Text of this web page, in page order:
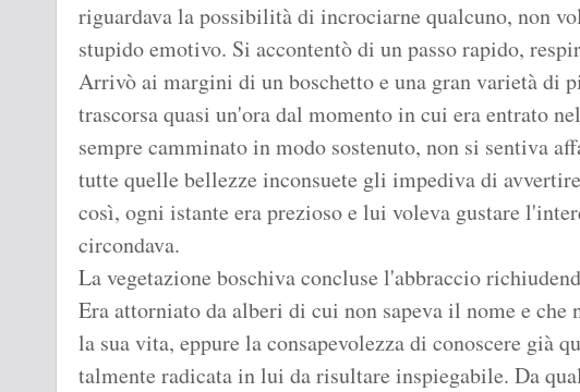
riguardava la possibilità di incrociarne qualcuno, non
stupido emotivo. Si accontentò di un passo rapido,
Arrivò ai margini di un boschetto e una gran varietà di
trascorsa quasi un'ora dal momento in cui era entrato
sempre camminato in modo sostenuto, non si sentiva
tutte quelle bellezze inconsuete gli impediva di
così, ogni istante era prezioso e lui voleva gustare
circondava.
La vegetazione boschiva concluse l'abbraccio
Era attorniato da alberi di cui non sapeva il nome e che
la sua vita, eppure la consapevolezza di conoscere già
talmente radicata in lui da risultare inspiegabile. Da